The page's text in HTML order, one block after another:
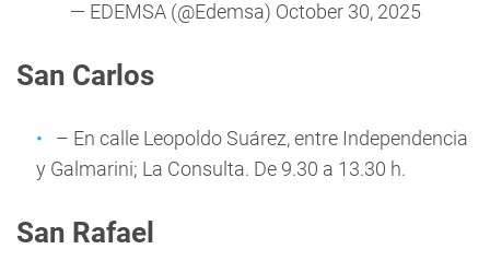
— EDEMSA (@Edemsa) October 30, 2025
San Carlos
– En calle Leopoldo Suárez, entre Independencia
y Galmarini; La Consulta. De 9.30 a 13.30 h.
San Rafael